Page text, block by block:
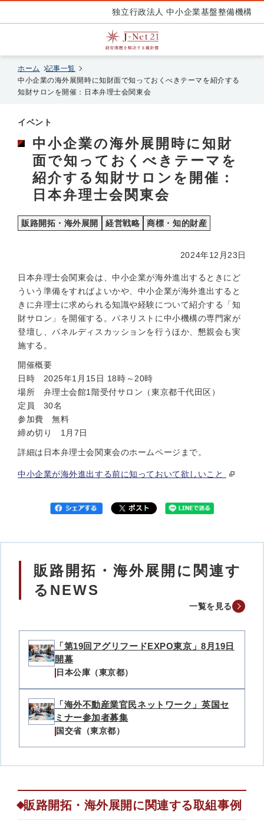
独立行政法人 中小企業基盤整備機構
ホーム
記事一覧
中小企業の海外展開時に知財面で知っておくべきテーマを紹介する
知財サロンを開催：日本弁理士会関東会
イベント
中小企業の海外展開時に知財
面で知っておくべきテーマを
紹介する知財サロンを開催：
日本弁理士会関東会
販路開拓・海外展開 経営戦略 商標・知的財産
2024年12月23日
日本弁理士会関東会は、中小企業が海外進出するときにど
ういう準備をすればよいかや、中小企業が海外進出すると
きに弁理士に求められる知識や経験について紹介する「知
財サロン」を開催する。パネリストに中小機構の専門家が
登壇し、パネルディスカッションを行うほか、懇親会も実
施する。
開催概要
日時 2025年1月15日 18時～20時
場所 弁理士会館1階受付サロン（東京都千代田区）
定員 30名
参加費 無料
締め切り 1月7日
詳細は日本弁理士会関東会のホームページまで。
中小企業が海外進出する前に知っておいて欲しいこと
販路開拓・海外展開に関連す
るNEWS
一覧を見る
「第19回アグリフードEXPO東京」8月19日
開幕
日本公庫（東京都）
「海外不動産業官民ネットワーク」英国セ
ミナー参加者募集
国交省（東京都）
販路開拓・海外展開に関連する取組事例